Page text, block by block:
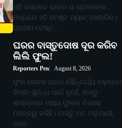
ଏହି ଗସ୍ତରେ ଭାରତ ଓ ଶ୍ରୀଲଙ୍କା
ମଧ୍ୟରେ ୨ଟି ଟେଷ୍ଟ ମ୍ୟାଚ୍ ଖେଳାଯିବ।
ପ୍ରଥମ ଟେଷ୍ଟ…
ଘରର ବାସ୍ତୁଦୋଷ ଦୂର କରିବ
ଲିଲି ଫୁଲ!
Reporters Pen August 8, 2026
ଫୁଲ କେବଳ ଘରର ସୌନ୍ଦର୍ଯ୍ୟ ବଢ଼ାଇବା
କିମ୍ବା ସୁଗନ୍ଧ ପାଇଁ ନୁହେଁ, ବାସ୍ତୁ
ଶାସ୍ତ୍ରରେ ମଧ୍ୟ ଫୁଲର ବିଶେଷ
ମହତ୍ତ୍ୱ ରହିଛି। ବାସ୍ତୁ ମତ ଅନୁଯାୟୀ,
ଘରେ…